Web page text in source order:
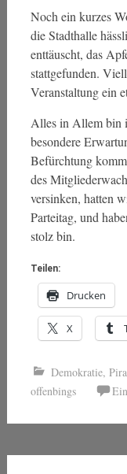
Noch ein kurzes
die Stadthalle
enttäuscht, das
stattgefunden.
Veranstaltung ein
Alles in Allem bin
besondere
Befürchtung
des
versinken, hatten
Parteitag, und
stolz bin.
Teilen:
Drucken
X
Demokratie,
offenbings